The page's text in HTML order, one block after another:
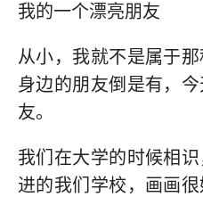
我的一个漂亮朋友
从小，我就不是属于
身边的朋友倒是有，
友。
我们在大学的时候相
进的我们学校，画画很